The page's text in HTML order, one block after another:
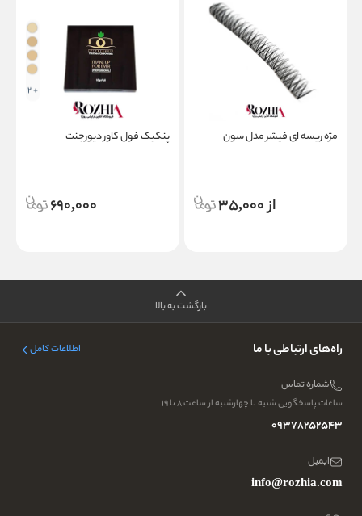
مژه ریسه ای فیشر مدل سون
از 35,000
+ 2
پنکیک فول کاور دیورجنت
690,000
بازگشت به بالا
راه‌های ارتباطی با ما اطلاعات کامل
شماره تماس
ساعات پاسخگویی شنبه تا چهارشنبه از ساعت ۸ تا ۱۹
09378252543
ایمیل
info@rozhia.com